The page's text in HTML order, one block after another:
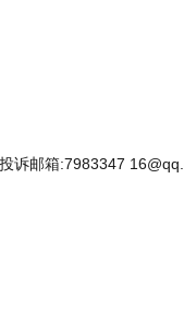
诉邮箱:7983347